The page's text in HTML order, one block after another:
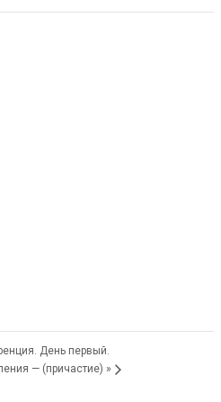
День первый.
— (причастие) »